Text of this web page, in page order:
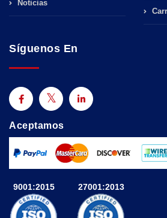
Noticias
Síguenos En
Aceptamos
9001:2015 27001:2013